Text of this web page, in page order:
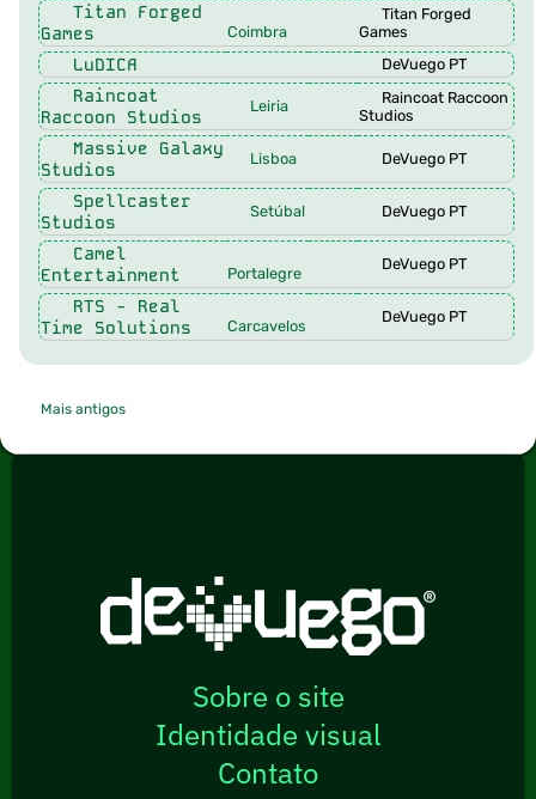
Titan Forged
Games
Coimbra
Titan Forged
Games
LuDICA DeVuego PT
Raincoat
Raccoon Studios
Leiria
Raincoat Raccoon
Studios
Massive Galaxy
Studios
Lisboa DeVuego PT
Spellcaster
Studios
Setúbal DeVuego PT
Camel
Entertainment
Portalegre
DeVuego PT
RTS - Real
Time Solutions
Carcavelos
DeVuego PT
Mais antigos
Sobre o site
Identidade visual
Contato